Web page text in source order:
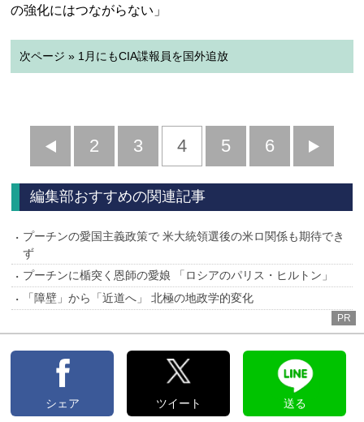
の強化にはつながらない」
次ページ » 1月にもCIA諜報員を国外追放
前
へ
2 3 4 5 6
へ
編集部おすすめの関連記事
プーチンの愛国主義政策で 米大統領選後の米ロ関係も期待でき
ず
プーチンに楯突く恩師の愛娘 「ロシアのパリス・ヒルトン」
「障壁」から「近道へ」 北極の地政学的変化
PR
シェア ツイート 送る